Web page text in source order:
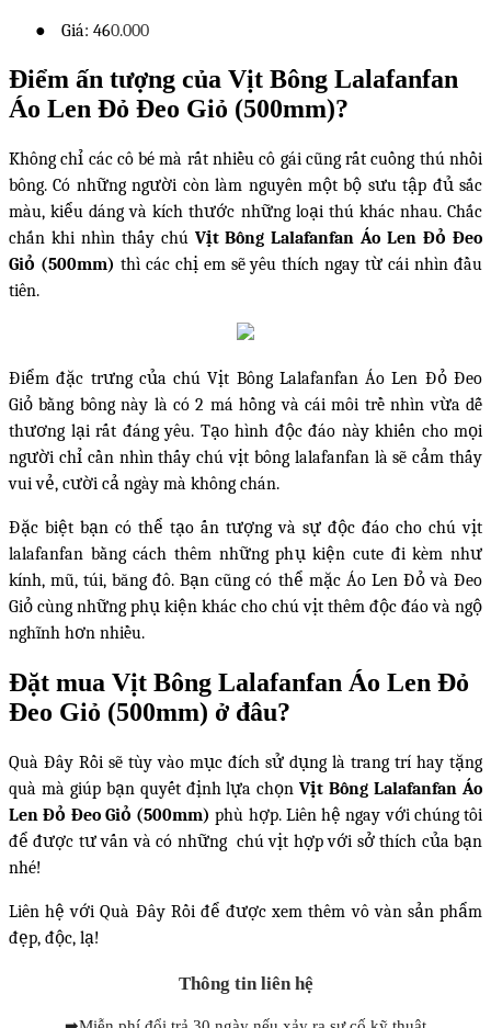
● Giá: 460.000
Điểm ấn tượng của Vịt Bông Lalafanfan
Áo Len Đỏ Đeo Giỏ (500mm)?
Không chỉ các cô bé mà rất nhiều cô gái cũng rất cuồng thú nhồi
bông. Có những người còn làm nguyên một bộ sưu tập đủ sắc
màu, kiểu dáng và kích thước những loại thú khác nhau. Chắc
chắn khi nhìn thấy chú Vịt Bông Lalafanfan Áo Len Đỏ Đeo
Giỏ (500mm) thì các chị em sẽ yêu thích ngay từ cái nhìn đầu
tiên.
Điểm đặc trưng của chú Vịt Bông Lalafanfan Áo Len Đỏ Đeo
Giỏ bằng bông này là có 2 má hồng và cái môi trề nhìn vừa dễ
thương lại rất đáng yêu. Tạo hình độc đáo này khiến cho mọi
người chỉ cần nhìn thấy chú vịt bông lalafanfan là sẽ cảm thấy
vui vẻ, cười cả ngày mà không chán.
Đặc biệt bạn có thể tạo ấn tượng và sự độc đáo cho chú vịt
lalafanfan bằng cách thêm những phụ kiện cute đi kèm như
kính, mũ, túi, băng đô. Bạn cũng có thể mặc Áo Len Đỏ và Đeo
Giỏ cùng những phụ kiện khác cho chú vịt thêm độc đáo và ngộ
nghĩnh hơn nhiều.
Đặt mua Vịt Bông Lalafanfan Áo Len Đỏ
Đeo Giỏ (500mm) ở đâu?
Quà Đây Rồi sẽ tùy vào mục đích sử dụng là trang trí hay tặng
quà mà giúp bạn quyết định lựa chọnVịt Bông Lalafanfan Áo
Len Đỏ Đeo Giỏ (500mm) phù hợp. Liên hệ ngay với chúng tôi
để được tư vấn và có những chú vịt hợp với sở thích của bạn
nhé!
Liên hệ với Quà Đây Rồi để được xem thêm vô vàn sản phẩm
đẹp, độc, lạ!
Thông tin liên hệ